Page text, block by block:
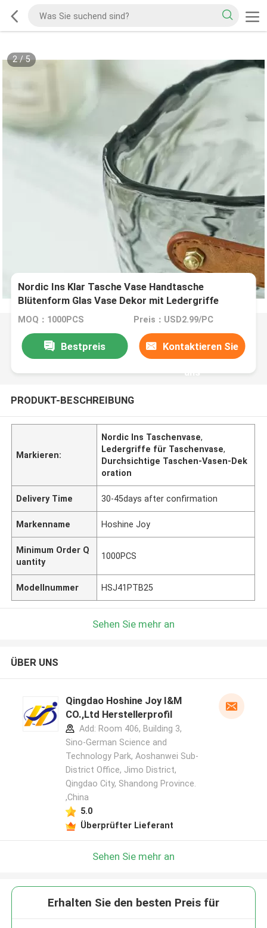
2/5
Nordic Ins Klar Tasche Vase Handtasche
Blütenform Glas Vase Dekor mit Ledergriffe
MOQ：1000PCS Preis：USD2.99/PC
Bestpreis Kontaktieren Sie
uns
PRODUKT-BESCHREIBUNG
Markieren:
Nordic Ins Taschenvase,
Ledergriffe für Taschenvase,
Durchsichtige Taschen-Vasen-Dek
oration
Delivery Time 30-45days after confirmation
Markenname Hoshine Joy
Minimum Order Q
uantity
1000PCS
Modellnummer HSJ41PTB25
Sehen Sie mehr an
ÜBER UNS
Qingdao Hoshine Joy I&M
CO.,Ltd Herstellerprofil
Add: Room 406, Building 3,
Sino-German Science and
Technology Park, Aoshanwei Sub-
District Office, Jimo District,
Qingdao City, Shandong Province.
,China
5.0
Überprüfter Lieferant
Sehen Sie mehr an
Erhalten Sie den besten Preis für